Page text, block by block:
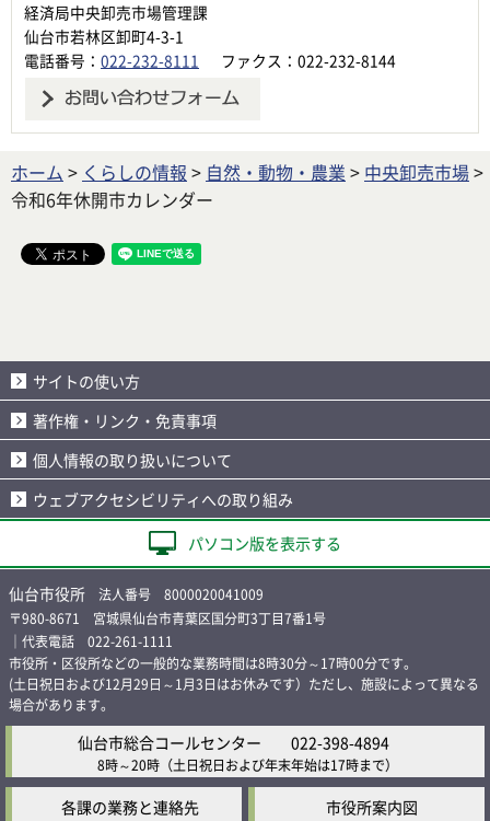
経済局中央卸売市場管理課
仙台市若林区卸町4-3-1
電話番号： 022-232-8111 ファクス：022-232-8144
ホーム > くらしの情報 > 自然・動物・農業 > 中央卸売市場>
令和6年休開市カレンダー
サイトの使い方
著作権・リンク・免責事項
個人情報の取り扱いについて
ウェブアクセシビリティへの取り組み
パソコン版を表示する
仙台市役所 法人番号 8000020041009
〒980-8671 宮城県仙台市青葉区国分町3丁目7番1号
｜代表電話 022-261-1111
市役所・区役所などの一般的な業務時間は8時30分～17時00分です。
(土日祝日および12月29日～1月3日はお休みです）ただし、施設によって異なる
場合があります。
仙台市総合コールセンター 022-398-4894
8時～20時 （土日祝日および年末年始は17時まで）
各課の業務と連絡先 市役所案内図